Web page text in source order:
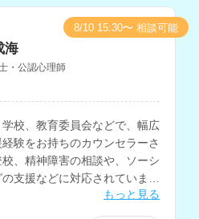
海
・公認心理師
校、教育委員会などで、幅広
験をお持ちのカウンセラーさ
、精神障害の相談や、ソーシ
支援などに対応されていま
もっと見る
8/10 15:30〜 相談可能